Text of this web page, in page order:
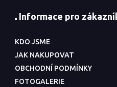
Informace pro
KDO JSME
JAK NAKUPOVAT
OBCHODNÍ PODMÍNKY
FOTOGALERIE